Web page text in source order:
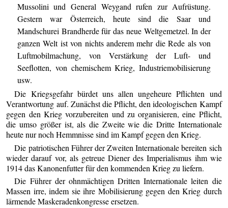
Mussolini und General Weygand rufen zur Aufrüstung.
Gestern war Österreich, heute sind die Saar und
Mandschurei Brandherde für das neue Weltgemetzel. In der
ganzen Welt ist von nichts anderem mehr die Rede als von
Luftmobilmachung, von Verstärkung der Luft- und
Seeflotten, von chemischem Krieg, Industriemobilisierung
usw.
Die Kriegsgefahr bürdet uns allen ungeheure Pflichten und
Verantwortung auf. Zunächst die Pflicht, den ideologischen Kampf
gegen den Krieg vorzubereiten und zu organisieren, eine Pflicht,
die umso größer ist, als die Zweite wie die Dritte Internationale
heute nur noch Hemmnisse sind im Kampf gegen den Krieg.
Die patriotischen Führer der Zweiten Internationale bereiten sich
wieder darauf vor, als getreue Diener des Imperialismus ihm wie
1914 das Kanonenfutter für den kommenden Krieg zu liefern.
Die Führer der ohnmächtigen Dritten Internationale leiten die
Massen irre, indem sie ihre Mobilisierung gegen den Krieg durch
lärmende Maskeradenkongresse ersetzen.